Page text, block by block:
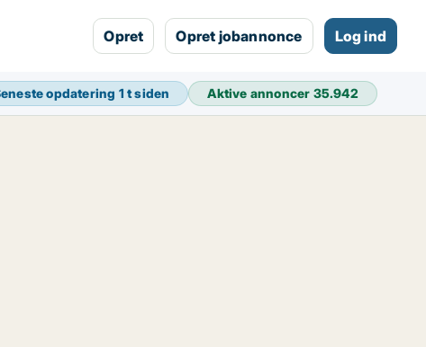
Opret Opret jobannonce Log ind
opdatering 1 t siden Aktive annoncer 35.942